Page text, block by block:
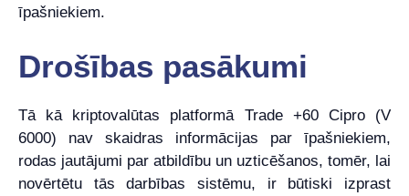
īpašniekiem.
Drošības pasākumi
Tā kā kriptovalūtas platformā Trade +60 Cipro (V
6000) nav skaidras informācijas par īpašniekiem,
rodas jautājumi par atbildību un uzticēšanos, tomēr, lai
novērtētu tās darbības sistēmu, ir būtiski izprast